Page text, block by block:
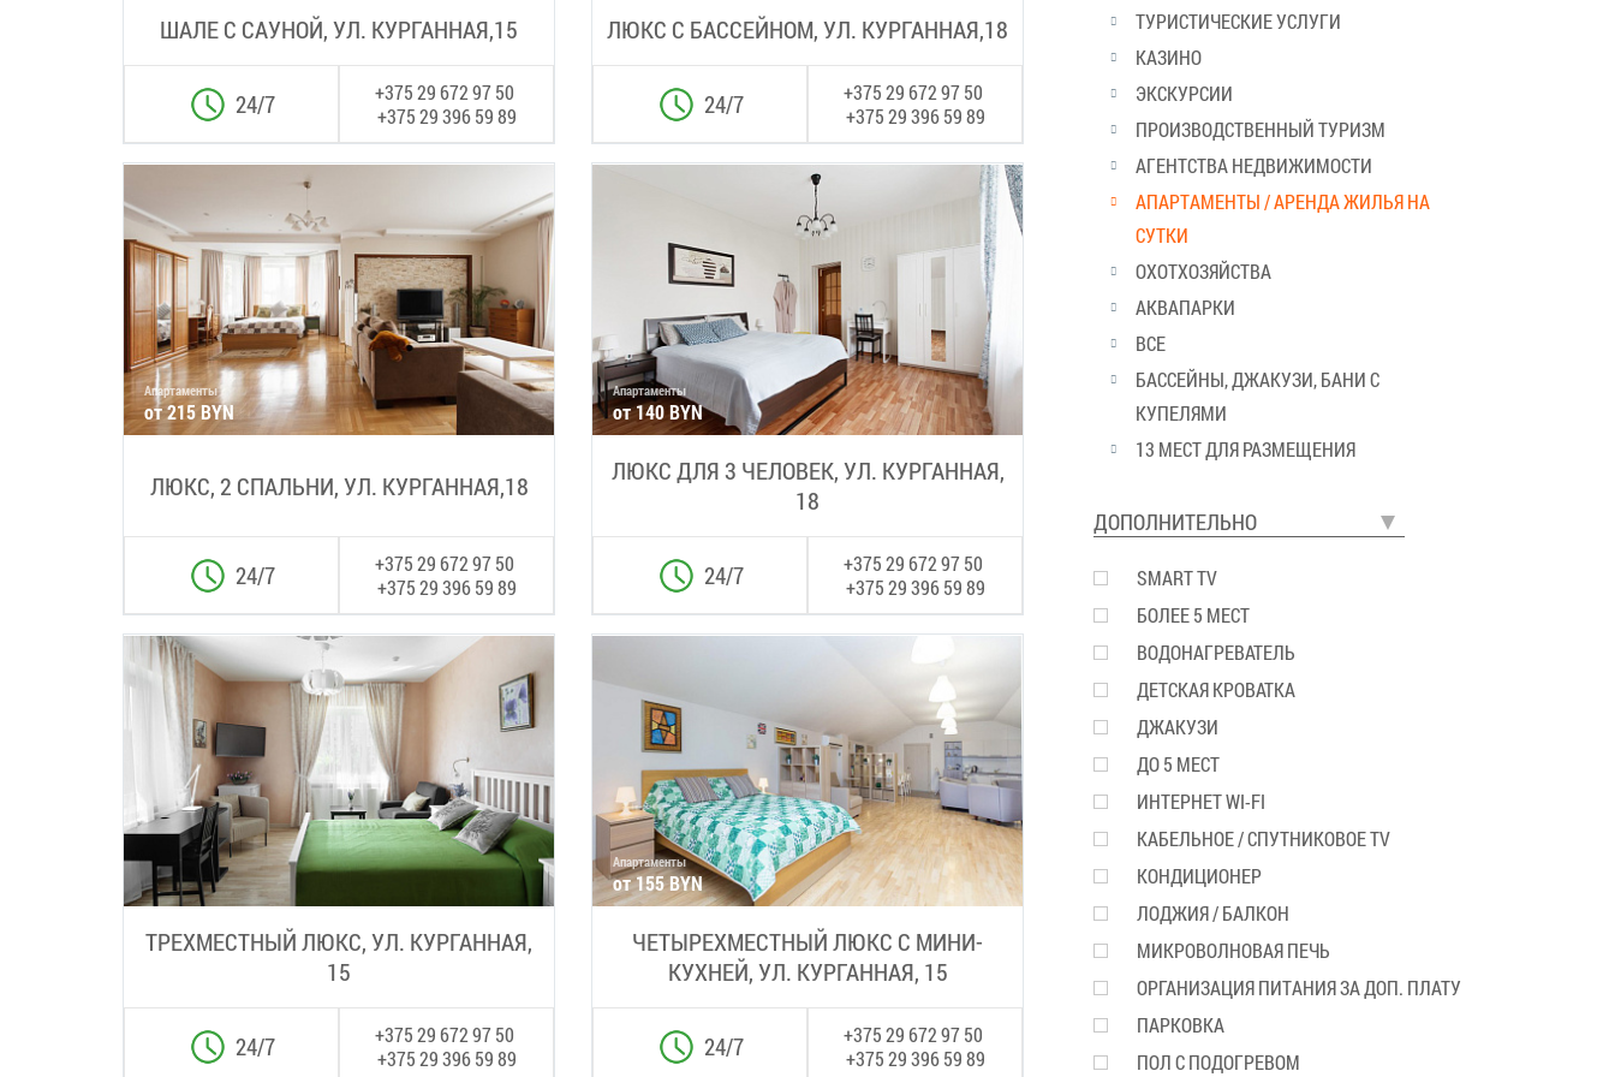
ШАЛЕ С САУНОЙ, УЛ. КУРГАННАЯ,15
+375 29 672 97 50
+375 29 396 59 89
24/7
ЛЮКС С БАССЕЙНОМ, УЛ. КУРГАННАЯ,18
+375 29 672 97 50
+375 29 396 59 89
24/7
Апартаменты
от 215 BYN
ЛЮКС, 2 СПАЛЬНИ, УЛ. КУРГАННАЯ,18
+375 29 672 97 50
+375 29 396 59 89
24/7
Апартаменты
от 140 BYN
ЛЮКС ДЛЯ 3 ЧЕЛОВЕК, УЛ. КУРГАННАЯ,
18
+375 29 672 97 50
+375 29 396 59 89
24/7
ТРЕХМЕСТНЫЙ ЛЮКС, УЛ. КУРГАННАЯ,
15
+375 29 672 97 50
+375 29 396 59 89
24/7
Апартаменты
от 155 BYN
ЧЕТЫРЕХМЕСТНЫЙ ЛЮКС С МИНИ-
КУХНЕЙ, УЛ. КУРГАННАЯ, 15
+375 29 672 97 50
+375 29 396 59 89
24/7
ТУРИСТИЧЕСКИЕ УСЛУГИ
КАЗИНО
ЭКСКУРСИИ
ПРОИЗВОДСТВЕННЫЙ ТУРИЗМ
АГЕНТСТВА НЕДВИЖИМОСТИ
АПАРТАМЕНТЫ / АРЕНДА ЖИЛЬЯ НА
СУТКИ
ОХОТХОЗЯЙСТВА
АКВАПАРКИ
ВСЕ
БАССЕЙНЫ, ДЖАКУЗИ, БАНИ С
КУПЕЛЯМИ
13 МЕСТ ДЛЯ РАЗМЕЩЕНИЯ
ДОПОЛНИТЕЛЬНО
SMART TV
БОЛЕЕ 5 МЕСТ
ВОДОНАГРЕВАТЕЛЬ
ДЕТСКАЯ КРОВАТКА
ДЖАКУЗИ
ДО 5 МЕСТ
ИНТЕРНЕТ WI-FI
КАБЕЛЬНОЕ / СПУТНИКОВОЕ TV
КОНДИЦИОНЕР
ЛОДЖИЯ / БАЛКОН
МИКРОВОЛНОВАЯ ПЕЧЬ
ОРГАНИЗАЦИЯ ПИТАНИЯ ЗА ДОП. ПЛАТУ
ПАРКОВКА
ПОЛ С ПОДОГРЕВОМ